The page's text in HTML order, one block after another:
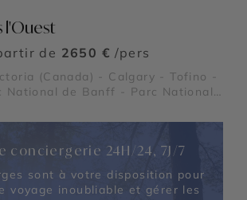
l'Ouest
de 2650 € /pers
(Canada) - Calgary - Tofino -
National de Banff - Parc National
- Parc national de Pacific
conciergerie 24H/24, 7J/7
sont à votre disposition pour
voyage inoubliable et gérer les